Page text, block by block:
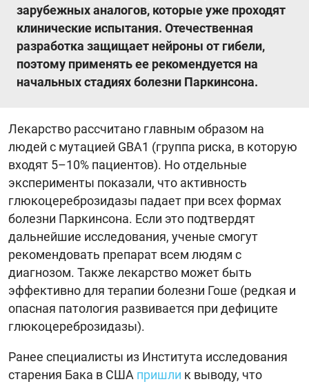
зарубежных аналогов, которые уже проходят
клинические испытания. Отечественная
разработка защищает нейроны от гибели,
поэтому применять ее рекомендуется на
начальных стадиях болезни Паркинсона.
Лекарство рассчитано главным образом на
людей с мутацией GBA1 (группа риска, в которую
входят 5–10% пациентов). Но отдельные
эксперименты показали, что активность
глюкоцереброзидазы падает при всех формах
болезни Паркинсона. Если это подтвердят
дальнейшие исследования, ученые смогут
рекомендовать препарат всем людям с
диагнозом. Также лекарство может быть
эффективно для терапии болезни Гоше (редкая и
опасная патология развивается при дефиците
глюкоцереброзидазы).
Ранее специалисты из Института исследования
старения Бака в США пришли к выводу, что